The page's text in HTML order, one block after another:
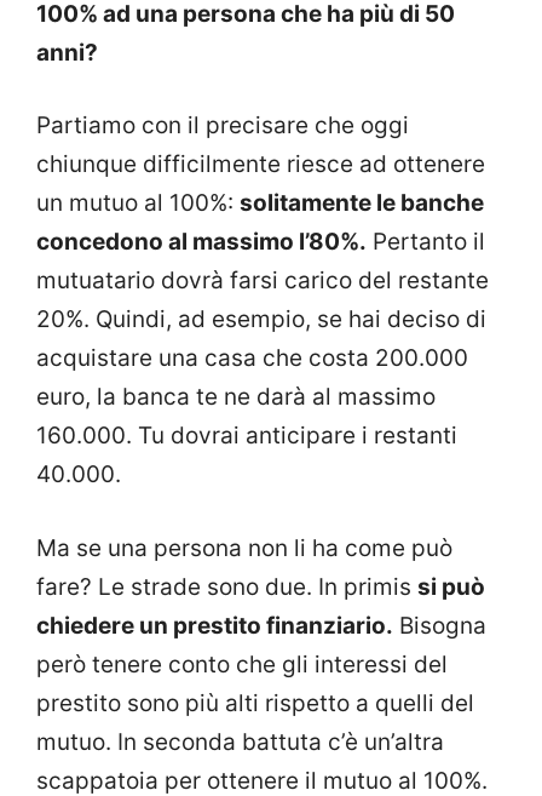
100% ad una persona che ha più di 50
anni?
Partiamo con il precisare che oggi
chiunque difficilmente riesce ad ottenere
un mutuo al 100%: solitamente le banche
concedono al massimo l’80%. Pertanto il
mutuatario dovrà farsi carico del restante
20%. Quindi, ad esempio, se hai deciso di
acquistare una casa che costa 200.000
euro, la banca te ne darà al massimo
160.000. Tu dovrai anticipare i restanti
40.000.
Ma se una persona non li ha come può
fare? Le strade sono due. In primis si può
chiedere un prestito finanziario. Bisogna
però tenere conto che gli interessi del
prestito sono più alti rispetto a quelli del
mutuo. In seconda battuta c’è un’altra
scappatoia per ottenere il mutuo al 100%.